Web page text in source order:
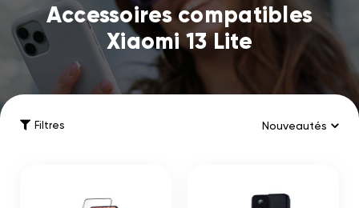
Accessoires compatibles
Xiaomi 13 Lite
Filtres